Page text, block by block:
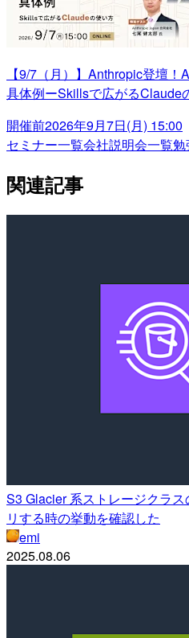
【9/7（月）】Anthropic登壇
具体例ーSkillsで広がるClaude
開催前2026年9月7日(月) 15:00
セミナー一覧会社説明会一覧勉
関連記事
S3 Glacier 系ストレージクラ
リする時の挙動を確認した
emi
2025.08.06